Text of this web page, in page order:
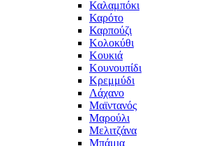
Καλαμπόκι
Καρότο
Καρπούζι
Κολοκύθι
Κουκιά
Κουνουπίδι
Κρεμμύδι
Λάχανο
Μαϊντανός
Μαρούλι
Μελιτζάνα
Μπάμια